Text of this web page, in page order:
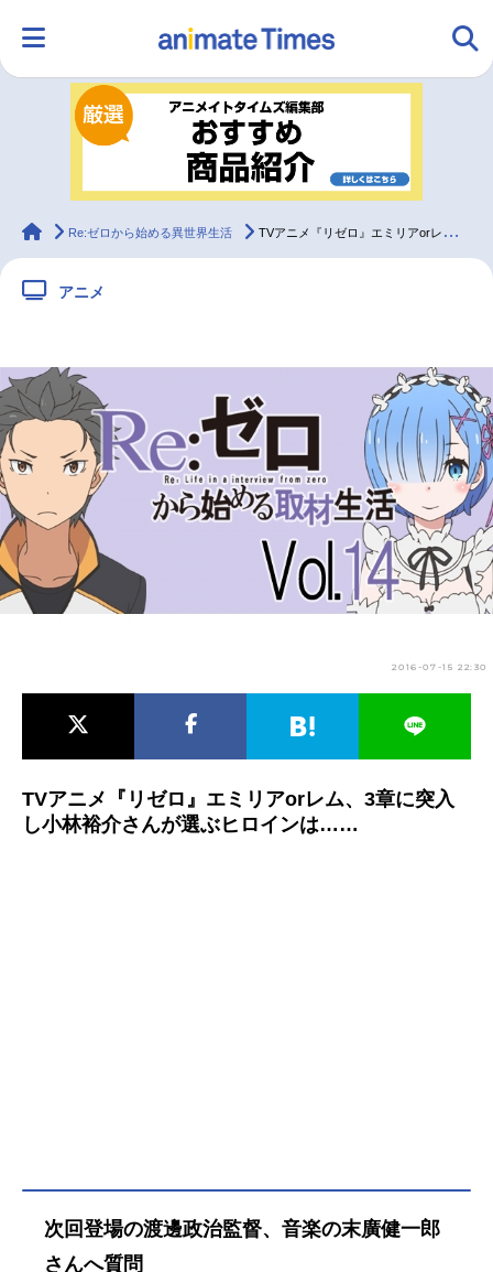
ランキング アニメ
ラジオ
2.5次元 無料マンガ
最新記事一覧
アニメ記事一覧 声優記事一覧
アニメ映画一覧 実写化映画一覧
今期アニメ曜日別一覧
男性声優/女性声優一覧
animateTimes
Re:ゼロから始める異世界生活 TVアニメ『リゼロ』エミリアorレム、小林裕介さんが選ぶヒロイン
アニメ
2016-07-15 22:30
TVアニメ『リゼロ』エミリアorレム、3章に突入
し小林裕介さんが選ぶヒロインは……
次回登場の渡邊政治監督、音楽の末廣健一郎
さんへ質問